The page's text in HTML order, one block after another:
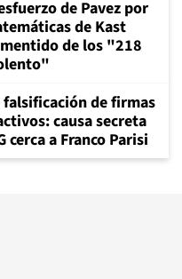
de Pavez por
de Kast
de los "218
falsificación de firmas
causa secreta
cerca a Franco Parisi